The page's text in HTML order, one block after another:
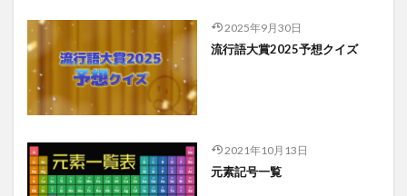
2025年9月30日
流行語大賞2025予想クイズ
2021年10月13日
元素記号一覧